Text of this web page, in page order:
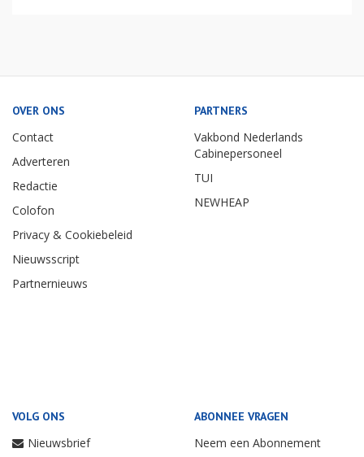
OVER ONS
Contact
Adverteren
Redactie
Colofon
Privacy & Cookiebeleid
Nieuwsscript
Partnernieuws
PARTNERS
Vakbond Nederlands
Cabinepersoneel
TUI
NEWHEAP
VOLG ONS
Nieuwsbrief
ABONNEE VRAGEN
Neem een Abonnement